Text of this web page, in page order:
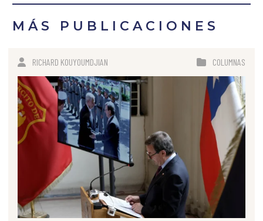
MÁS PUBLICACIONES
RICHARD KOUYOUMDJIAN COLUMNAS